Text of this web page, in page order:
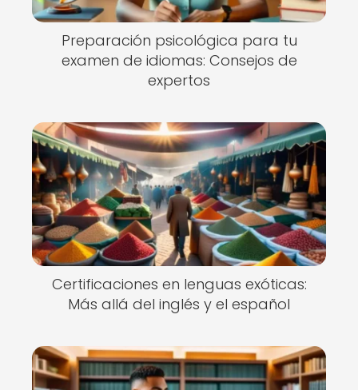
Preparación psicológica para tu
examen de idiomas: Consejos de
expertos
Certificaciones en lenguas exóticas:
Más allá del inglés y el español